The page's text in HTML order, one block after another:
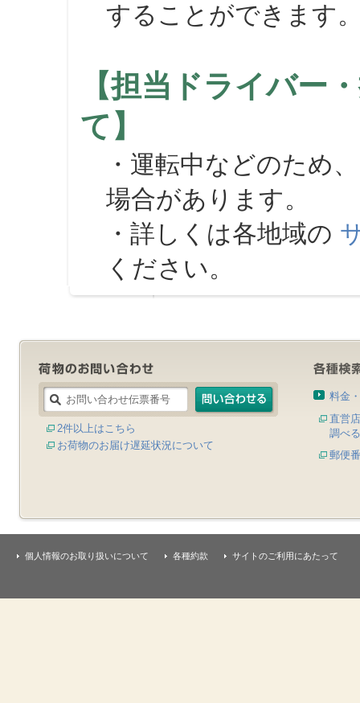
することができます
【担当ドライバー
て】
・運転中などのため
場合があります。
・詳しくは各地域の
ください。
2件以上はこちら
お荷物のお届け遅延状況について
料金
直営
調べる
郵便
個人情報のお取り扱いについて 各種約款 サイトのご利用にあたって